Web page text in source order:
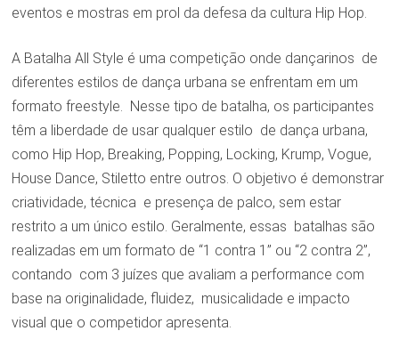
eventos e mostras em prol da defesa da cultura Hip Hop.
A Batalha All Style é uma competição onde dançarinos de
diferentes estilos de dança urbana se enfrentam em um
formato freestyle. Nesse tipo de batalha, os participantes
têm a liberdade de usar qualquer estilo de dança urbana,
como Hip Hop, Breaking, Popping, Locking, Krump, Vogue,
House Dance, Stiletto entre outros. O objetivo é demonstrar
criatividade, técnica e presença de palco, sem estar
restrito a um único estilo. Geralmente, essas batalhas são
realizadas em um formato de “1 contra 1” ou “2 contra 2”,
contando com 3 juízes que avaliam a performance com
base na originalidade, fluidez, musicalidade e impacto
visual que o competidor apresenta.